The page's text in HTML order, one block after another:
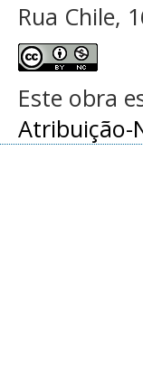
Rua Chile,
Este obra
Atribuição-